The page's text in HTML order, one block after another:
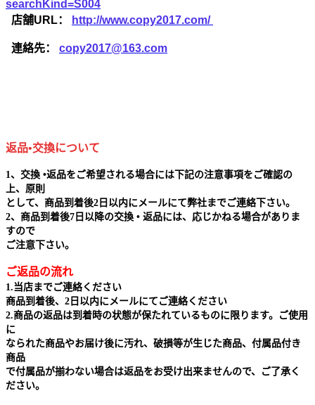
searchKind=S004
店舗URL：
http://www.copy2017.com/
連絡先： copy2017@163.com
返品•交換について
1、交換 •返品をご希望される場合には下記の注意事項をご確認の
上、原則
として、商品到着後2日以内にメールにて弊社までご連絡下さい。
2、商品到着後7日以降の交換 • 返品には、応じかねる場合がありま
すので
ご注意下さい。
ご返品の流れ
1.当店までご連絡ください
商品到着後、2日以内にメールにてご連絡ください
2.商品の返品は到着時の状態が保たれているものに限ります。ご使用
に
なられた商品やお届け後に汚れ、破損等が生じた商品、付属品付き
商品
で付属品が揃わない場合は返品をお受け出来ませんので、ご了承く
ださい。